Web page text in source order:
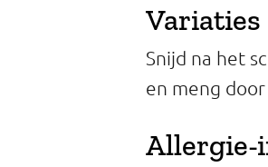
Variaties
Snijd na het
en meng door
Allergie-